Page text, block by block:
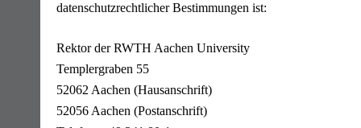
datenschutzrechtlicher Bestimmungen ist:
Rektor der RWTH Aachen University
Templergraben 55
52062 Aachen (Hausanschrift)
52056 Aachen (Postanschrift)